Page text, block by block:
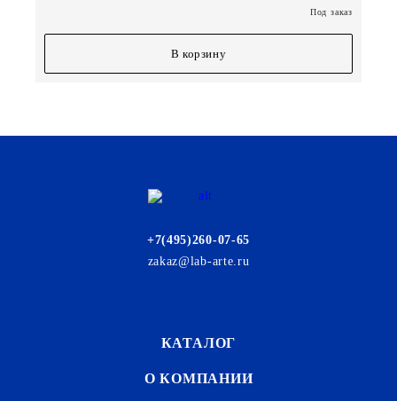
Под заказ
В корзину
+7(495)260-07-65
zakaz@lab-arte.ru
КАТАЛОГ
О КОМПАНИИ